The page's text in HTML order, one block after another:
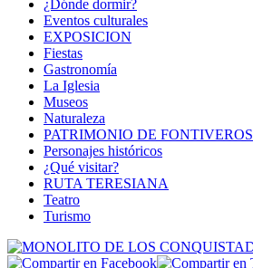
¿Dónde dormir?
Eventos culturales
EXPOSICION
Fiestas
Gastronomía
La Iglesia
Museos
Naturaleza
PATRIMONIO DE FONTIVEROS
Personajes históricos
¿Qué visitar?
RUTA TERESIANA
Teatro
Turismo